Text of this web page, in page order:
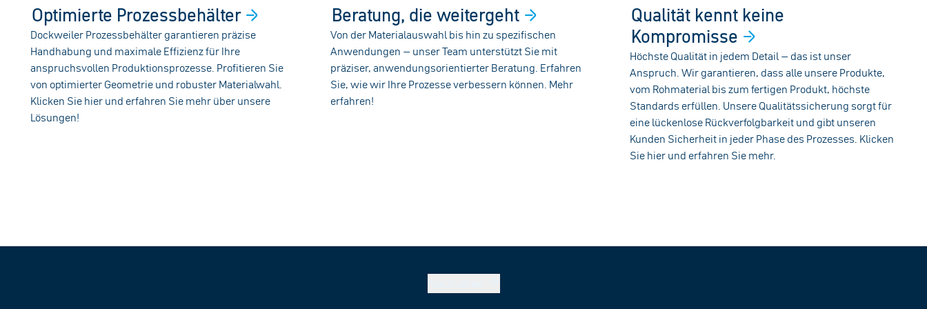
Optimierte Prozessbehälter
Dockweiler Prozessbehälter garantieren präzise
Handhabung und maximale Effizienz für Ihre
anspruchsvollen Produktionsprozesse. Profitieren Sie
von optimierter Geometrie und robuster Materialwahl.
Klicken Sie hier und erfahren Sie mehr über unsere
Lösungen!
Beratung, dieweitergeht
Von der Materialauswahl bis hin zu spezifischen
Anwendungen – unser Team unterstützt Sie mit
präziser, anwendungsorientierter Beratung. Erfahren
Sie, wie wir Ihre Prozesse verbessern können. Mehr
erfahren!
Qualität kennt keine
Kompromisse
Höchste Qualität in jedem Detail – das ist unser
Anspruch. Wir garantieren, dass alle unsere Produkte,
vom Rohmaterial bis zum fertigen Produkt, höchste
Standards erfüllen. Unsere Qualitätssicherung sorgt für
eine lückenlose Rückverfolgbarkeit und gibt unseren
Kunden Sicherheit in jeder Phase des Prozesses. Klicken
Sie hier und erfahren Sie mehr.